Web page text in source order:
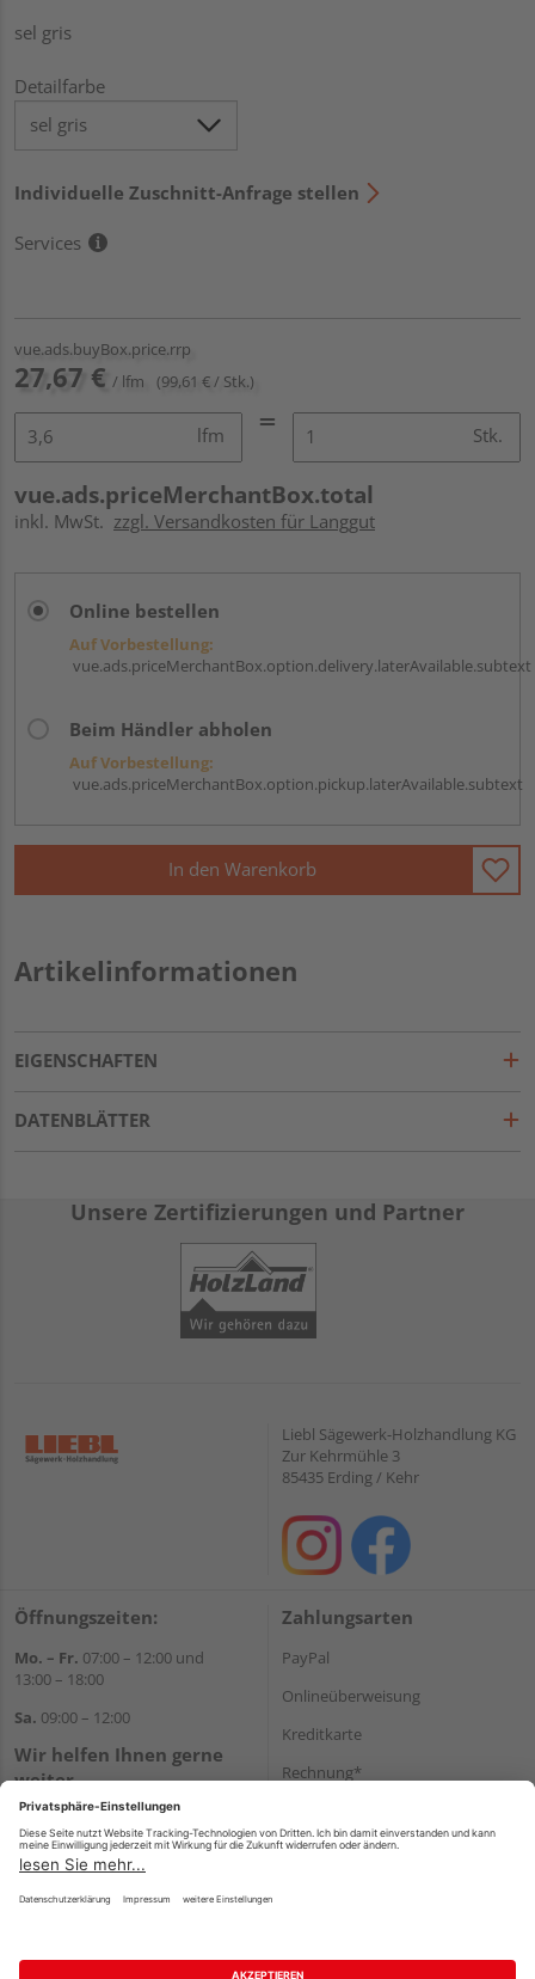
sel gris
Detailfarbe
Individuelle Zuschnitt-Anfrage stellen
Services
vue.ads.buyBox.price.rrp
27,67 € / lfm (99,61 € / Stk.)
lfm Stk.
vue.ads.priceMerchantBox.total
inkl. MwSt. zzgl. Versandkosten für Langgut
Online bestellen
Auf Vorbestellung:
vue.ads.priceMerchantBox.option.delivery.laterAvailable.subtext
Beim Händler abholen
Auf Vorbestellung:
vue.ads.priceMerchantBox.option.pickup.laterAvailable.subtext
In den Warenkorb
Artikelinformationen
EIGENSCHAFTEN
DATENBLÄTTER
Unsere Zertifizierungen und Partner
Liebl Sägewerk-Holzhandlung KG
Zur Kehrmühle 3
85435 Erding / Kehr
Öffnungszeiten:
Mo. – Fr. 07:00 – 12:00 und
13:00 – 18:00
Sa. 09:00 – 12:00
Wir helfen Ihnen gerne
weiter
Tel.:+49 8122 14197
E-Mail:vertrieb@holz-liebl.de
Zahlungsarten
PayPal
Onlineüberweisung
Kreditkarte
Rechnung*
Versand
Impressum AGB Widerruf Datenschutz